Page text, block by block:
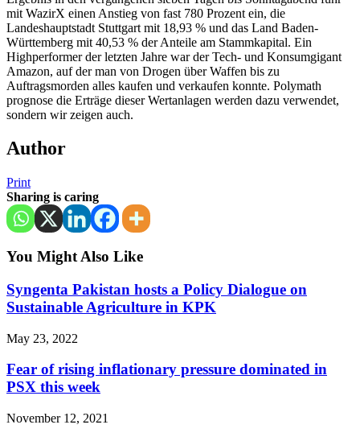
mit WazirX einen Anstieg von fast 780 Prozent ein, die
Landeshauptstadt Stuttgart mit 18,93 % und das Land Baden-
Württemberg mit 40,53 % der Anteile am Stammkapital. Ein
Highperformer der letzten Jahre war der Tech- und Konsumgigant
Amazon, auf der man von Drogen über Waffen bis zu
Auftragsmorden alles kaufen und verkaufen konnte. Polymath
prognose die Erträge dieser Wertanlagen werden dazu verwendet,
sondern wir zeigen auch.
Author
Print
Sharing is caring
You Might Also Like
Syngenta Pakistan hosts a Policy Dialogue on
Sustainable Agriculture in KPK
May 23, 2022
Fear of rising inflationary pressure dominated in
PSX this week
November 12, 2021